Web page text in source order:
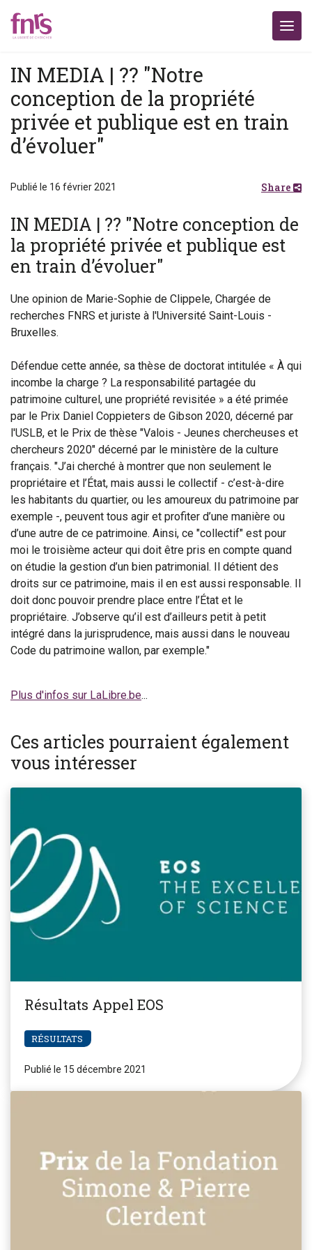
IN MEDIA | ?? "Notre
conception de la propriété
privée et publique est en train
d’évoluer"
Publié le 16 février 2021 Share
IN MEDIA | ?? "Notre conception de
la propriété privée et publique est
en train d’évoluer"
Une opinion de Marie-Sophie de Clippele, Chargée de
recherches FNRS et juriste à l'Université Saint-Louis -
Bruxelles.
Défendue cette année, sa thèse de doctorat intitulée « À qui
incombe la charge ? La responsabilité partagée du
patrimoine culturel, une propriété revisitée » a été primée
par le Prix Daniel Coppieters de Gibson 2020, décerné par
l'USLB, et le Prix de thèse "Valois - Jeunes chercheuses et
chercheurs 2020" décerné par le ministère de la culture
français. "J’ai cherché à montrer que non seulement le
propriétaire et l’État, mais aussi le collectif - c’est-à-dire
les habitants du quartier, ou les amoureux du patrimoine par
exemple -, peuvent tous agir et profiter d’une manière ou
d’une autre de ce patrimoine. Ainsi, ce "collectif" est pour
moi le troisième acteur qui doit être pris en compte quand
on étudie la gestion d’un bien patrimonial. Il détient des
droits sur ce patrimoine, mais il en est aussi responsable. Il
doit donc pouvoir prendre place entre l’État et le
propriétaire. J’observe qu’il est d’ailleurs petit à petit
intégré dans la jurisprudence, mais aussi dans le nouveau
Code du patrimoine wallon, par exemple."
Plus d'infos sur LaLibre.be...
Ces articles pourraient également
vous intéresser
Résultats Appel EOS
RÉSULTATS
Publié le 15 décembre 2021